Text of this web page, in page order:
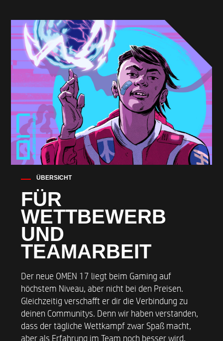
ÜBERSICHT
FÜR
WETTBEWERB
UND
TEAMARBEIT ​
Der neue OMEN 17 liegt beim Gaming auf
höchstem Niveau, aber nicht bei den Preisen.
Gleichzeitig verschafft er dir die Verbindung zu
deinen Communitys. Denn wir haben verstanden,
dass der tägliche Wettkampf zwar Spaß macht,
aber als Erfahrung im Team noch besser wird.